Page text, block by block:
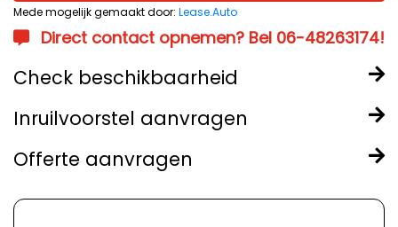
Mede mogelijk gemaakt door: Lease.Auto
Direct contact opnemen? Bel 06-48263174!
Check beschikbaarheid
Inruilvoorstel aanvragen
Offerte aanvragen